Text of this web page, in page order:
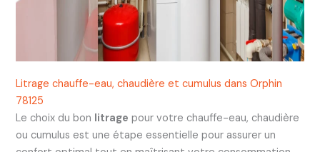
Litrage chauffe-eau, chaudière et cumulus dans Orphin
78125
Le choix du bon litrage pour votre chauffe-eau, chaudière
ou cumulus est une étape essentielle pour assurer un